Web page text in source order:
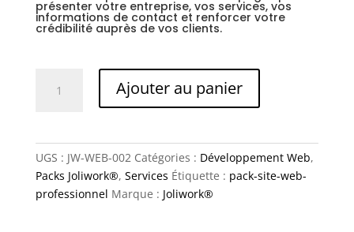
présenter votre entreprise, vos services, vos
informations de contact et renforcer votre
crédibilité auprès de vos clients.
Professionnel
Ajouter au panier
UGS : JW-WEB-002 Catégories : Développement Web,
Packs Joliwork®, Services Étiquette : pack-site-web-
professionnel Marque : Joliwork®